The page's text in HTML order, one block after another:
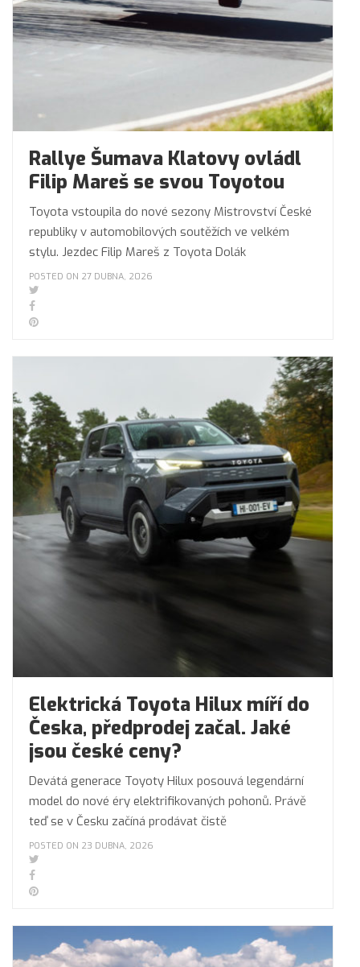
Rallye Šumava Klatovy ovládl
Filip Mareš se svou Toyotou
Toyota vstoupila do nové sezony Mistrovství České
republiky v automobilových soutěžích ve velkém
stylu. Jezdec Filip Mareš z Toyota Dolák
POSTED ON 27 DUBNA, 2026
Elektrická Toyota Hilux míří do
Česka, předprodej začal. Jaké
jsou české ceny?
Devátá generace Toyoty Hilux posouvá legendární
model do nové éry elektrifikovaných pohonů. Právě
teď se v Česku začíná prodávat čistě
POSTED ON 23 DUBNA, 2026